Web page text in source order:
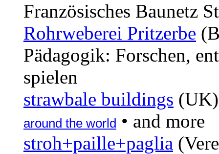
Französisches Baunetz
Rohrweberei Pritzerbe
Pädagogik: Forschen,
spielen
strawbale buildings
around the world • and more
stroh+paille+paglia